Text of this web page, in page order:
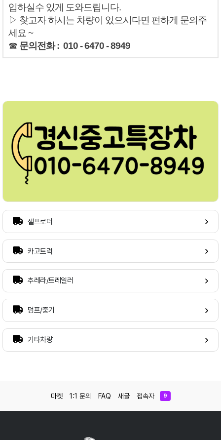
입하실수 있게 도와드립니다.
▷ 찾고자 하시는 차량이 있으시다면 편하게 문의주
세요 ~
☎ 문의전화 : 010 - 6470 - 8949
셀프로더
카고트럭
추레라/트레일러
덤프/중기
기타차량
마켓 1:1 문의 FAQ 새글 접속자 9